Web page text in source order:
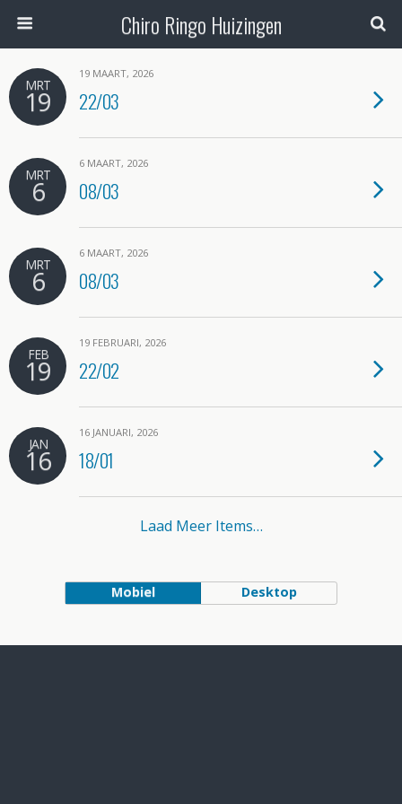
Chiro Ringo Huizingen
MRT
19
19 MAART, 2026
22/03
MRT
6
6 MAART, 2026
08/03
MRT
6
6 MAART, 2026
08/03
FEB
19
19 FEBRUARI, 2026
22/02
JAN
16
16 JANUARI, 2026
18/01
Laad Meer Items…
Mobiel Desktop